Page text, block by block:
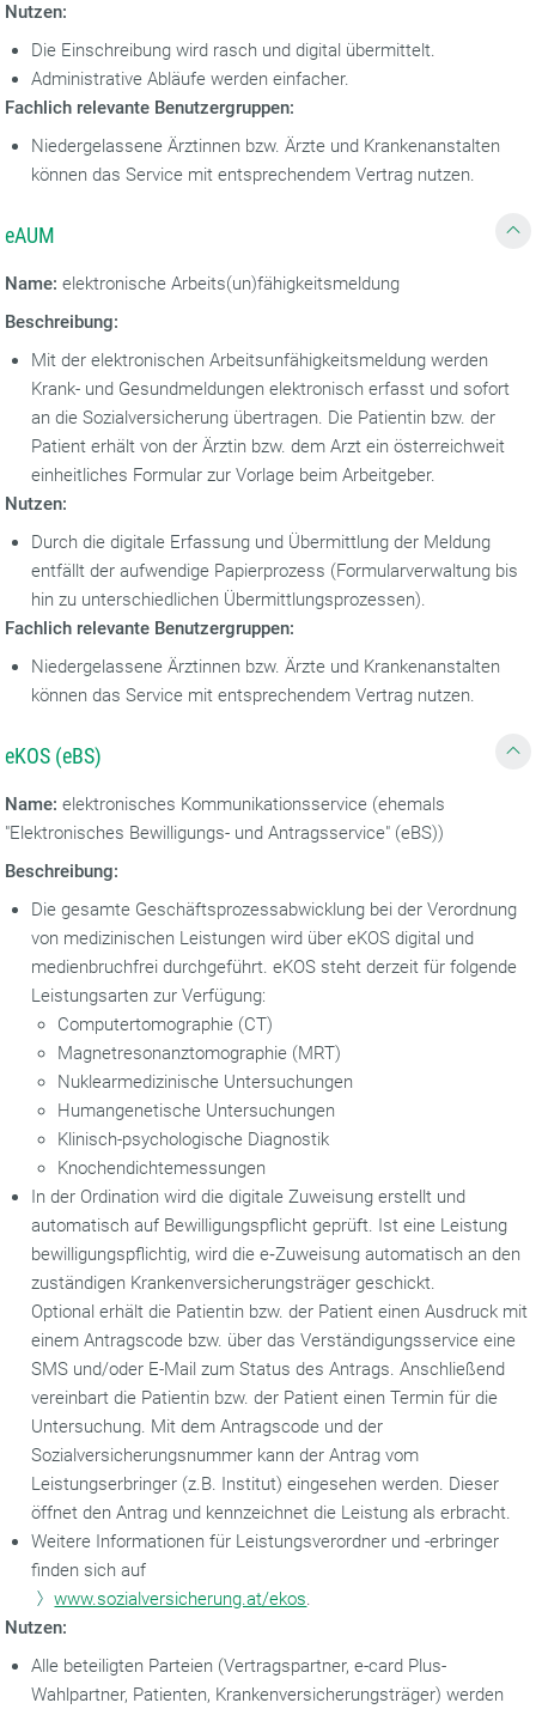
Nutzen:
Die Einschreibung wird rasch und digital übermittelt.
Administrative Abläufe werden einfacher.
Fachlich relevante Benutzergruppen:
Niedergelassene Ärztinnen bzw. Ärzte und Krankenanstalten
können das Service mit entsprechendem Vertrag nutzen.
eAUM
Name: elektronische Arbeits(un)fähigkeitsmeldung
Beschreibung:
Mit der elektronischen Arbeitsunfähigkeitsmeldung werden
Krank- und Gesundmeldungen elektronisch erfasst und sofort
an die Sozialversicherung übertragen. Die Patientin bzw. der
Patient erhält von der Ärztin bzw. dem Arzt ein österreichweit
einheitliches Formular zur Vorlage beim Arbeitgeber.
Nutzen:
Durch die digitale Erfassung und Übermittlung der Meldung
entfällt der aufwendige Papierprozess (Formularverwaltung bis
hin zu unterschiedlichen Übermittlungsprozessen).
Fachlich relevante Benutzergruppen:
Niedergelassene Ärztinnen bzw. Ärzte und Krankenanstalten
können das Service mit entsprechendem Vertrag nutzen.
eKOS (eBS)
Name:elektronisches Kommunikationsservice (ehemals
"Elektronisches Bewilligungs- und Antragsservice" (eBS))
Beschreibung:
Die gesamte Geschäftsprozessabwicklung bei der Verordnung
von medizinischen Leistungen wird über eKOS digital und
medienbruchfrei durchgeführt. eKOS steht derzeit für folgende
Leistungsarten zur Verfügung:
Computertomographie (CT)
Magnetresonanztomographie (MRT)
Nuklearmedizinische Untersuchungen
Humangenetische Untersuchungen
Klinisch-psychologische Diagnostik
Knochendichtemessungen
In der Ordination wird die digitale Zuweisung erstellt und
automatisch auf Bewilligungspflicht geprüft. Ist eine Leistung
bewilligungspflichtig, wird die e‑Zuweisung automatisch an den
zuständigen Krankenversicherungsträger geschickt.
Optional erhält die Patientin bzw. der Patient einen Ausdruck mit
einem Antragscode bzw. über das Verständigungsservice eine
SMS und/oder E-Mail zum Status des Antrags. Anschließend
vereinbart die Patientin bzw. der Patient einen Termin für die
Untersuchung. Mit dem Antragscode und der
Sozialversicherungsnummer kann der Antrag vom
Leistungserbringer (z.B. Institut) eingesehen werden. Dieser
öffnet den Antrag und kennzeichnet die Leistung als erbracht.
Weitere Informationen für Leistungsverordner und -erbringer
finden sich auf
www.sozialversicherung.at/ekos.
Nutzen:
Alle beteiligten Parteien (Vertragspartner, e-card Plus-
Wahlpartner, Patienten, Krankenversicherungsträger) werden